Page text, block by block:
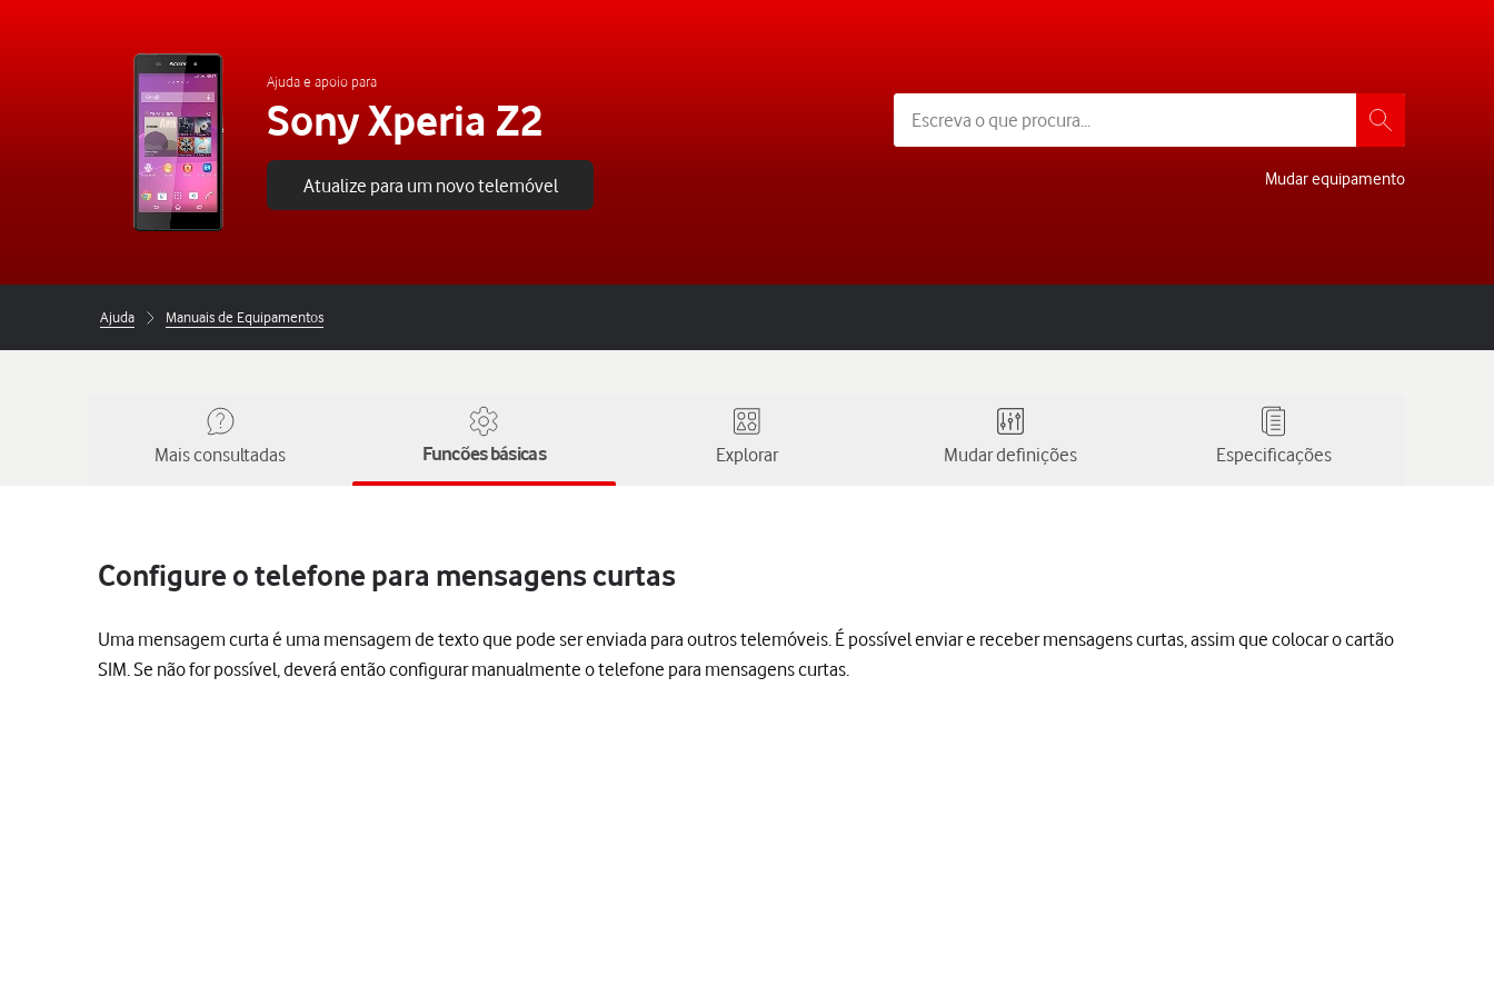
Ajuda e apoio para
Sony Xperia Z2
Atualize para um novo telemóvel Mudar equipamento
Ajuda Manuais de Equipamentos
Mais consultadas Funcões básicas Explorar Mudar definições Especificações
Configure o telefone para mensagens curtas
Uma mensagem curta é uma mensagem de texto que pode ser enviada para outros telemóveis. É possível enviar e receber mensagens curtas, assim que colocar o cartão
SIM. Se não for possível, deverá então configurar manualmente o telefone para mensagens curtas.